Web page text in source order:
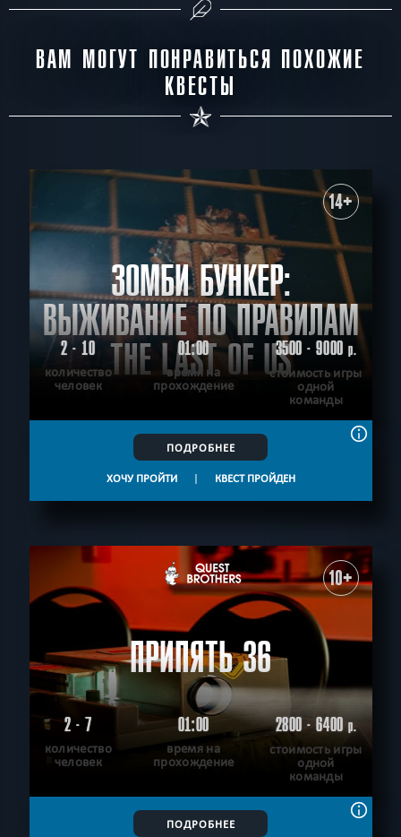
ВАМ МОГУТ ПОНРАВИТЬСЯ ПОХОЖИЕ
КВЕСТЫ
14+
ЗОМБИ БУНКЕР:
ВЫЖИВАНИЕ ПО ПРАВИЛАМ
THE LAST OF US
2 - 10
количество
человек
01:00
время на
прохождение
3500 - 9000р.
стоимость игры
одной
команды
ПОДРОБНЕЕ
ХОЧУ ПРОЙТИ | КВЕСТ ПРОЙДЕН
10+
ПРИПЯТЬ 36
2 - 7
количество
человек
01:00
время на
прохождение
2800 - 6400р.
стоимость игры
одной
команды
ПОДРОБНЕЕ